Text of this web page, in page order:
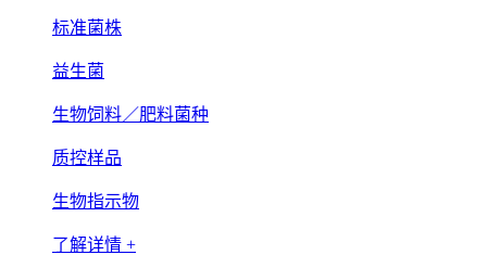
标准菌株
益生菌
生物饲料／肥料菌种
质控样品
生物指示物
了解详情 +